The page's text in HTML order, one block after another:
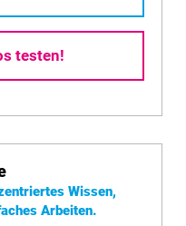
testen!
Wissen,
Arbeiten.